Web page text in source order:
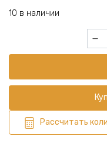
10 в наличии
SPC
мм,
7
шт
Рассчитать